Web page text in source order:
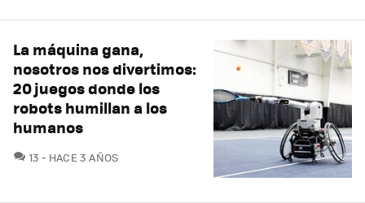
La máquina gana,
nosotros nos divertimos:
20 juegos donde los
robots humillan a los
humanos
13 COMENTARIOS
HACE 3 AÑOS